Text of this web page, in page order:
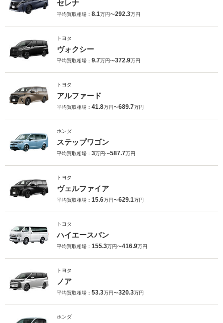
セレナ
平均買取相場： 8.1万円〜292.3万円
トヨタ
ヴォクシー
平均買取相場： 9.7万円〜372.9万円
トヨタ
アルファード
平均買取相場： 41.8万円〜689.7万円
ホンダ
ステップワゴン
平均買取相場： 3万円〜587.7万円
トヨタ
ヴェルファイア
平均買取相場： 15.6万円〜629.1万円
トヨタ
ハイエースバン
平均買取相場： 155.3万円〜416.9万円
トヨタ
ノア
平均買取相場： 53.3万円〜320.3万円
ホンダ